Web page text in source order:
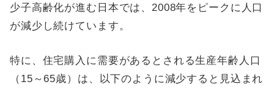
少子高齢化が進む日本では、2008年をピークに人口
が減少し続けています。
特に、住宅購入に需要があるとされる生産年齢人口
（15～65歳）は、以下のように減少すると見込まれ